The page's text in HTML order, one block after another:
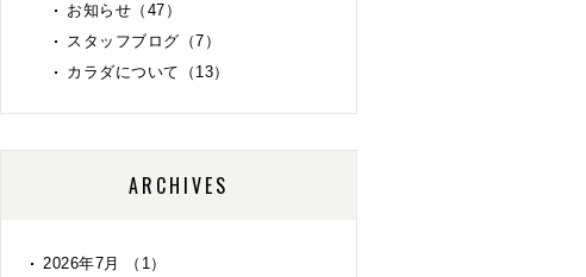
お知らせ（47）
スタッフブログ（7）
カラダについて（13）
ARCHIVES
2026年7月 （1）